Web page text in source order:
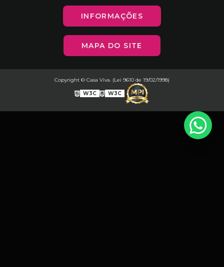
INFORMAÇÕES
MAPA DO SITE
Copyright © Casa Viva. (Lei 9610 de 19/02/1998)
W3C W3C